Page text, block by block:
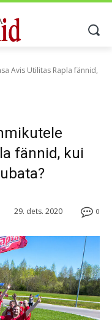
Avis Utilitas Rapla fännid,
fännid, kui
0
29. dets. 2020